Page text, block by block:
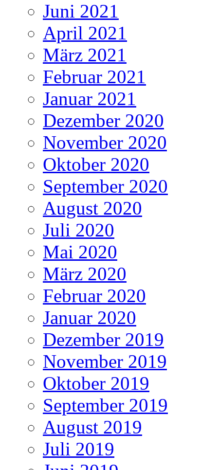
Juni 2021
April 2021
März 2021
Februar 2021
Januar 2021
Dezember 2020
November 2020
Oktober 2020
September 2020
August 2020
Juli 2020
Mai 2020
März 2020
Februar 2020
Januar 2020
Dezember 2019
November 2019
Oktober 2019
September 2019
August 2019
Juli 2019